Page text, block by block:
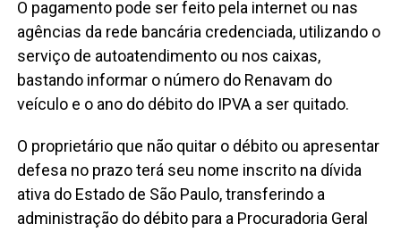
O pagamento pode ser feito pela internet ou nas
agências da rede bancária credenciada, utilizando o
serviço de autoatendimento ou nos caixas,
bastando informar o número do Renavam do
veículo e o ano do débito do IPVA a ser quitado.
O proprietário que não quitar o débito ou apresentar
defesa no prazo terá seu nome inscrito na dívida
ativa do Estado de São Paulo, transferindo a
administração do débito para a Procuradoria Geral